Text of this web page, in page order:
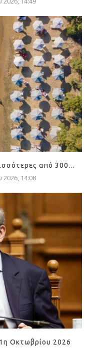
από 300...
14:08
Οκτωβρίου 2026